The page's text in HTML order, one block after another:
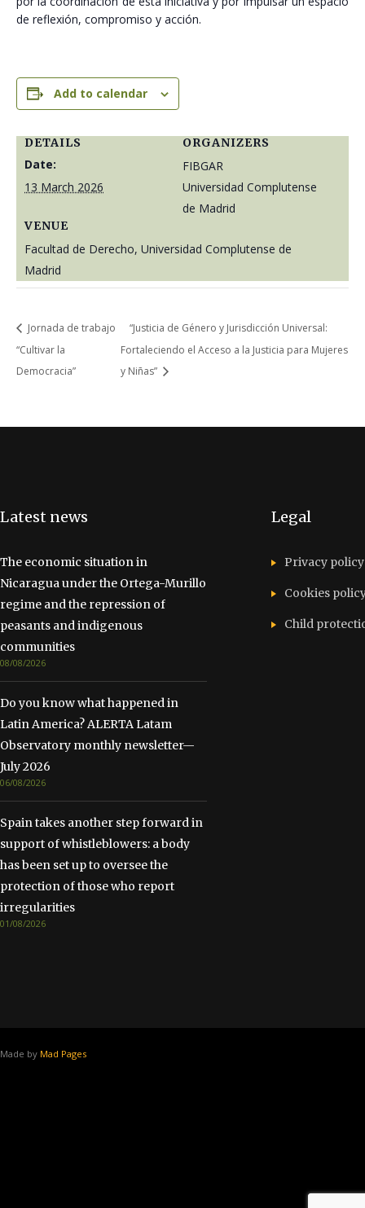
de reflexión, compromiso y acción.
Add to calendar
DETAILS
Date:
13 March 2026
VENUE
Facultad de Derecho, Universidad Complutense de
Madrid
ORGANIZERS
FIBGAR
Universidad Complutense
de Madrid
Jornada de trabajo
“Cultivar la
Democracia”
“Justicia de Género y Jurisdicción Universal:
Fortaleciendo el Acceso a la Justicia para Mujeres
y Niñas”
Latest news
The economic situation in
Nicaragua under the Ortega-Murillo
regime and the repression of
peasants and indigenous
communities
08/08/2026
Do you know what happened in
Latin America? ALERTA Latam
Observatory monthly newsletter—
July 2026
06/08/2026
Spain takes another step forward in
support of whistleblowers: a body
has been set up to oversee the
protection of those who report
irregularities
01/08/2026
Legal
Privacy policy
Cookies
Child
Made by Mad Pages